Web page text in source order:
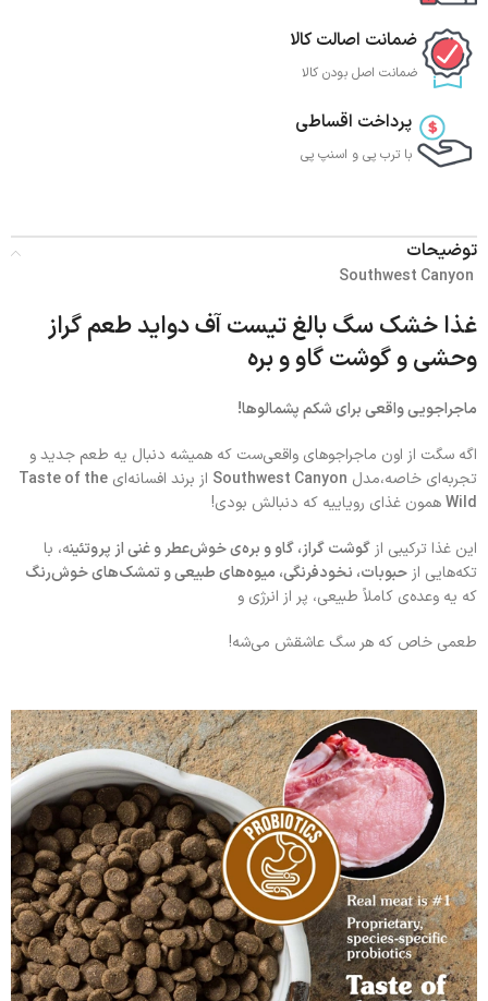
ضمانت اصالت کالا
ضمانت اصل بودن کالا
پرداخت اقساطی
با ترب‌ پی و اسنپ پی
توضیحات
غذا خشک سگ بالغ تیست آف دواید طعم گراز
وحشی و گوشت گاو و بره
ماجراجویی واقعی برای شکم پشمالوها!
اگه سگت از اون ماجراجوهای واقعی‌ست که همیشه دنبال یه طعم جدید و
تجربه‌ای خاصه،مدل Southwest Canyon از برند افسانه‌ای Taste of the
Wildهمون غذای رویاییه که دنبالش بودی!
این غذا ترکیبی از گوشت گراز، گاو و بره‌ی خوش‌عطر و غنی از پروتئینه، با
تکه‌هایی از حبوبات، نخودفرنگی، میوه‌های طبیعی و تمشک‌های خوش‌رنگ
که یه وعده‌ی کاملاً طبیعی، پر از انرژی و
طعمی خاص که هر سگ عاشقش می‌شه!